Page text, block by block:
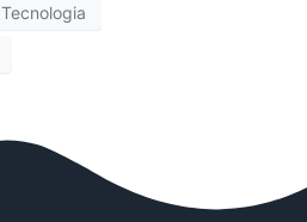
Tecnologia